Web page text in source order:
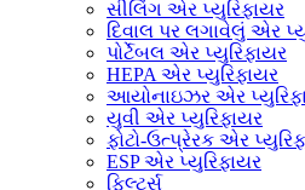
સીલિંગ એર પ્યુરિફાયર
દિવાલ પર લગાવેલું એર
પોર્ટેબલ એર પ્યુરિફાયર
HEPA એર પ્યુરિફાયર
આયોનાઇઝર એર
યુવી એર પ્યુરિફાયર
ફોટો-ઉત્પ્રેરક એર
ESP એર પ્યુરિફાયર
ફિલ્ટર્સ